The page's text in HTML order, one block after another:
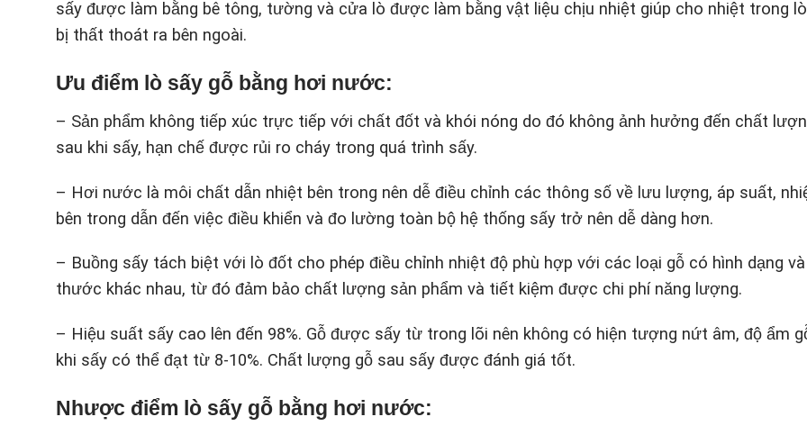
sấy được làm bằng bê tông, tường và cửa lò được làm bằng vật liệu chịu nhiệt giúp cho nhiệt trong
bị thất thoát ra bên ngoài.
Ưu điểm lò sấy gỗ bằng hơi nước:
– Sản phẩm không tiếp xúc trực tiếp với chất đốt và khói nóng do đó không ảnh hưởng đến chất
sau khi sấy, hạn chế được rủi ro cháy trong quá trình sấy.
– Hơi nước là môi chất dẫn nhiệt bên trong nên dễ điều chỉnh các thông số về lưu lượng, áp suất,
bên trong dẫn đến việc điều khiển và đo lường toàn bộ hệ thống sấy trở nên dễ dàng hơn.
– Buồng sấy tách biệt với lò đốt cho phép điều chỉnh nhiệt độ phù hợp với các loại gỗ có hình dạng
thước khác nhau, từ đó đảm bảo chất lượng sản phẩm và tiết kiệm được chi phí năng lượng.
– Hiệu suất sấy cao lên đến 98%. Gỗ được sấy từ trong lõi nên không có hiện tượng nứt âm, độ ẩm
khi sấy có thể đạt từ 8-10%. Chất lượng gỗ sau sấy được đánh giá tốt.
Nhược điểm lò sấy gỗ bằng hơi nước: